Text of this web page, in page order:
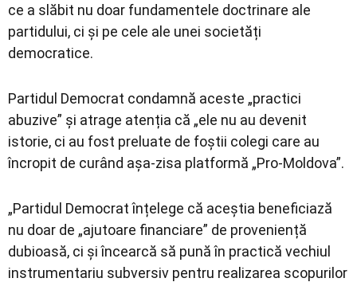
ce a slăbit nu doar fundamentele doctrinare ale
partidului, ci și pe cele ale unei societăți
democratice.
Partidul Democrat condamnă aceste „practici
abuzive” și atrage atenția că „ele nu au devenit
istorie, ci au fost preluate de foștii colegi care au
încropit de curând așa-zisa platformă „Pro-Moldova”.
„Partidul Democrat înțelege că aceștia beneficiază
nu doar de „ajutoare financiare” de proveniență
dubioasă, ci și încearcă să pună în practică vechiul
instrumentariu subversiv pentru realizarea scopurilor